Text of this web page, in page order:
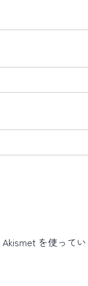
を使ってい